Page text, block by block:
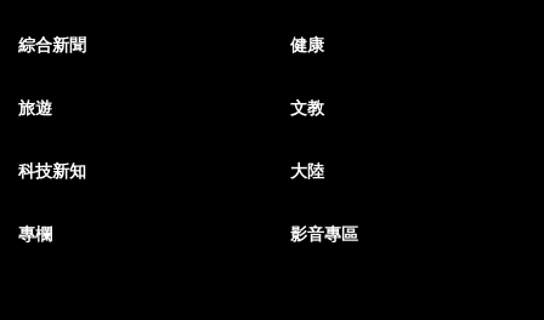
綜合新聞 健康
旅遊 文教
科技新知 大陸
專欄 影音專區